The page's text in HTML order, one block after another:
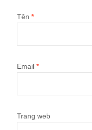
Tên *
Email *
Trang web